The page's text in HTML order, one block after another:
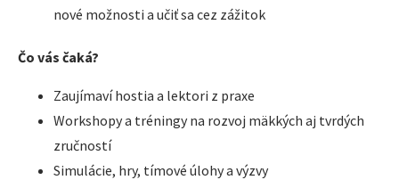
nové možnosti a učiť sa cez zážitok
Čo vás čaká?
Zaujímaví hostia a lektori z praxe
Workshopy a tréningy na rozvoj mäkkých aj tvrdých
zručností
Simulácie, hry, tímové úlohy a výzvy